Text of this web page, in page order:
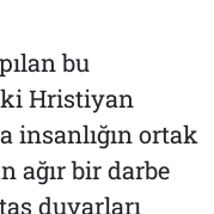
bu
Hristiyan
insanlığın ortak
ağır bir darbe
duvarları